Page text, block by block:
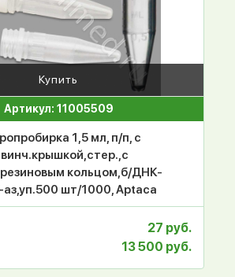
Купить
Артикул: 11005509
1,5 мл, п/п, с
кольцом,б/ДНК-
аз,уп.500 шт/1000, Aptaca
27 руб.
13 500 руб.